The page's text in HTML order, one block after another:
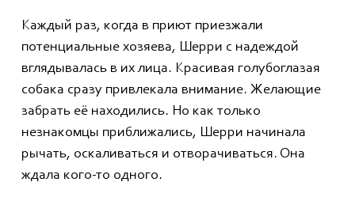
Каждый раз, когда в приют приезжали
потенциальные хозяева, Шерри с надеждой
вглядывалась в их лица. Красивая голубоглазая
собака сразу привлекала внимание. Желающие
забрать её находились. Но как только
незнакомцы приближались, Шерри начинала
рычать, оскаливаться и отворачиваться. Она
ждала кого-то одного.